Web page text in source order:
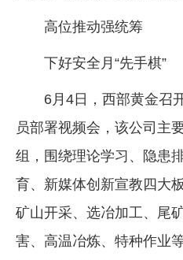
高位推动强统筹
下好安全月“先手棋”
6月4日，西部黄金召
员部署视频会，该公司主
组，围绕理论学习、隐患
育、新媒体创新宣教四大
矿山开采、选冶加工、尾
害、高温冶炼、特种作业